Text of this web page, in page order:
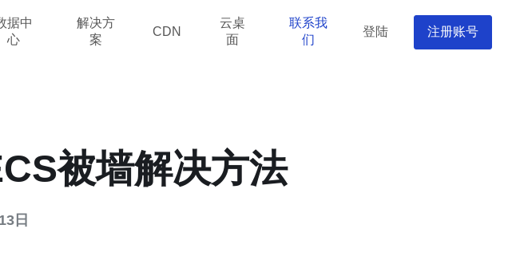
据中
心
解决方
案
CDN
云桌
面
联系我
们
登陆 注册账号
被墙解决方法
日